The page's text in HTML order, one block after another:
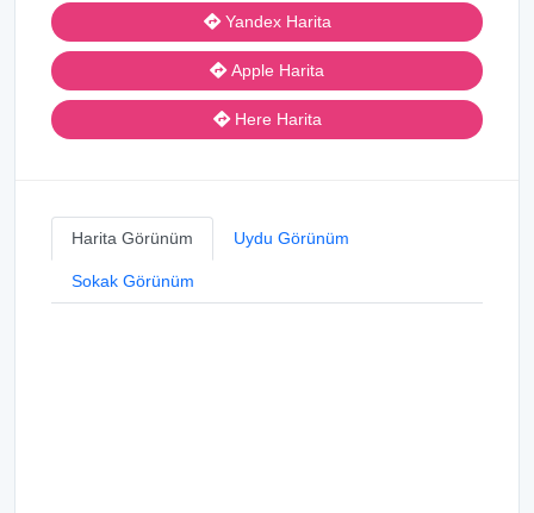
Yandex Harita
Apple Harita
Here Harita
Harita Görünüm Uydu Görünüm
Sokak Görünüm